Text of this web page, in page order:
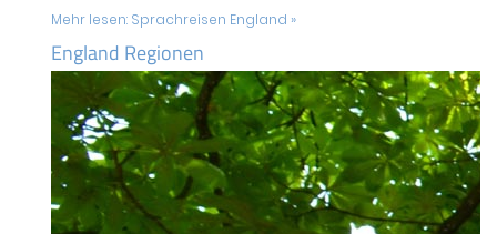
Mehr lesen: Sprachreisen England »
England Regionen